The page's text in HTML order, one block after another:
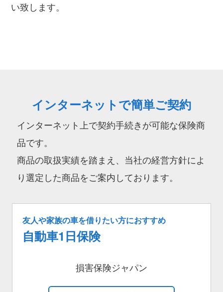
い致します。
インターネットで簡単ご契約
インターネット上で契約手続きが可能な保険商
品です。
商品の取扱実績を踏まえ、当社の経営方針によ
り選定した商品をご案内しております。
友人や家族の車を借りたい方におすすめ
自動車1日保険
損害保険ジャパン